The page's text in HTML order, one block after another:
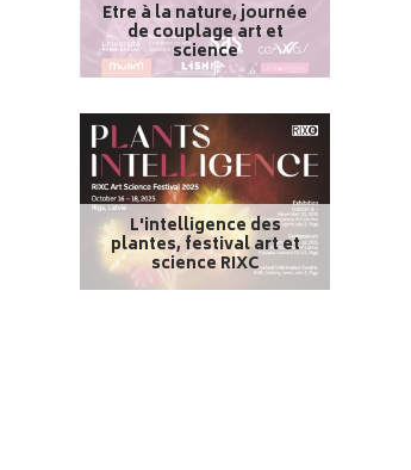
Etre à la nature, journée
de couplage art et
science
L'intelligence des
plantes, festival art et
science RIXC